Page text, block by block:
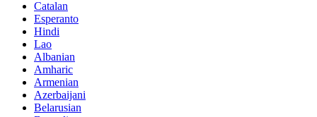
Catalan
Esperanto
Hindi
Lao
Albanian
Amharic
Armenian
Azerbaijani
Belarusian